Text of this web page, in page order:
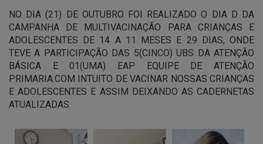
NO DIA (21) DE OUTUBRO FOI REALIZADO O DIA D DA
CAMPANHA DE MULTIVACINAÇÃO PARA CRIANÇAS E
ADOLESCENTES DE 14 A 11 MESES E 29 DIAS, ONDE
TEVE A PARTICIPAÇÃO DAS 5(CINCO) UBS DA ATENÇÃO
BÁSICA E 01(UMA) EAP EQUIPE DE ATENÇÃO
PRIMARIA.COM INTUITO DE VACINAR NOSSAS CRIANÇAS
E ADOLESCENTES E ASSIM DEIXANDO AS CADERNETAS
ATUALIZADAS.